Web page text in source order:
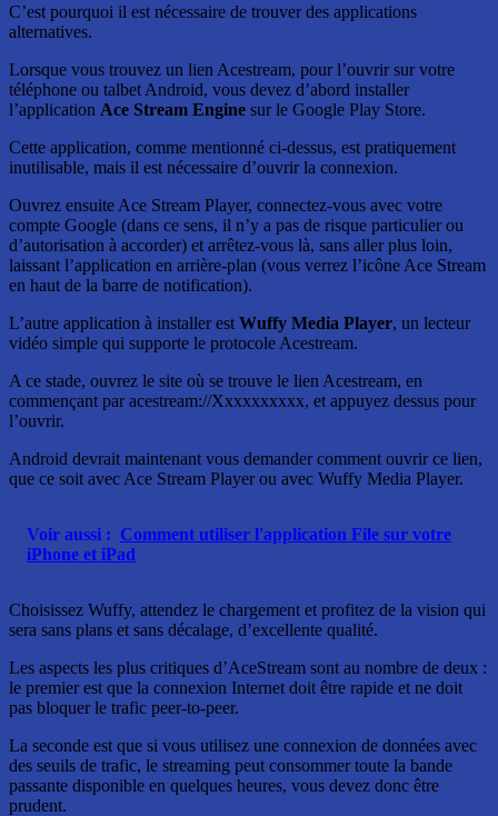
C’est pourquoi il est nécessaire de trouver des applications
alternatives.
Lorsque vous trouvez un lien Acestream, pour l’ouvrir sur votre
téléphone ou talbet Android, vous devez d’abord installer
l’application Ace Stream Engine sur le Google Play Store.
Cette application, comme mentionné ci-dessus, est pratiquement
inutilisable, mais il est nécessaire d’ouvrir la connexion.
Ouvrez ensuite Ace Stream Player, connectez-vous avec votre
compte Google (dans ce sens, il n’y a pas de risque particulier ou
d’autorisation à accorder) et arrêtez-vous là, sans aller plus loin,
laissant l’application en arrière-plan (vous verrez l’icône Ace Stream
en haut de la barre de notification).
L’autre application à installer est Wuffy Media Player, un lecteur
vidéo simple qui supporte le protocole Acestream.
A ce stade, ouvrez le site où se trouve le lien Acestream, en
commençant par acestream://Xxxxxxxxxx, et appuyez dessus pour
l’ouvrir.
Android devrait maintenant vous demander comment ouvrir ce lien,
que ce soit avec Ace Stream Player ou avec Wuffy Media Player.
Voir aussi : Comment utiliser l'application File sur votre
iPhone et iPad
Choisissez Wuffy, attendez le chargement et profitez de la vision qui
sera sans plans et sans décalage, d’excellente qualité.
Les aspects les plus critiques d’AceStream sont au nombre de deux :
le premier est que la connexion Internet doit être rapide et ne doit
pas bloquer le trafic peer-to-peer.
La seconde est que si vous utilisez une connexion de données avec
des seuils de trafic, le streaming peut consommer toute la bande
passante disponible en quelques heures, vous devez donc être
prudent.